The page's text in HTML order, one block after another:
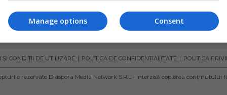
ȘI CONDIȚII DE UTILIZARE POLITICA DE CONFIDENȚIALITATE POLITICA
rezervate Diaspora Media Network S.R.L - Interzisă copierea conținutului
Consent
Manage options